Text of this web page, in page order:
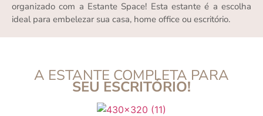
organizado com a Estante Space! Esta estante é a escolha
ideal para embelezar sua casa, home office ou escritório.
A ESTANTE COMPLETA PARA
SEU ESCRITÓRIO!